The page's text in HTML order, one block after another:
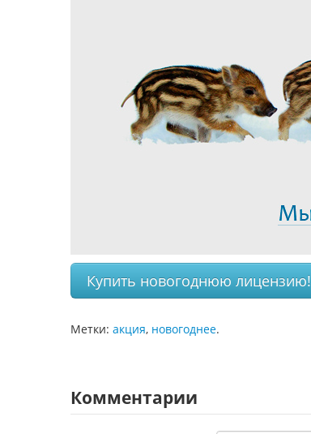
Купить новогоднюю лицензию!
Метки: акция, новогоднее.
Комментарии